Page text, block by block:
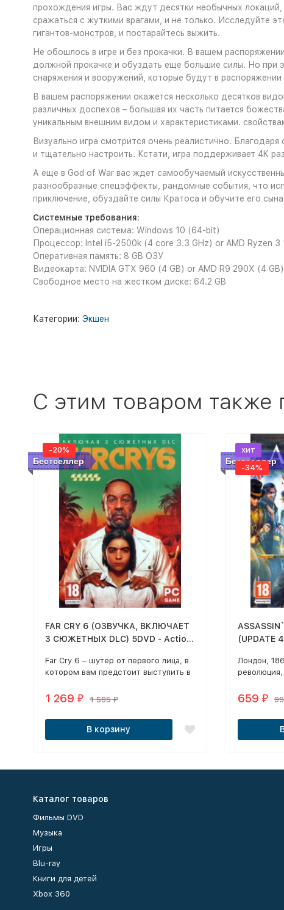
прохождения игры. Вас ждут десятки необычных
сражаться с жуткими врагами, и не только. Исследуйте
гигантов-монстров, и постарайтесь выжить.
Не обошлось в игре и без прокачки. В вашем
должной прокачке и обуздать еще большие силы. Но при
снаряжения и вооружений, которые будут в распоряжении
В вашем распоряжении окажется несколько десятков
различных доспехов – большая их часть питается
уникальным внешним видом и характеристиками.
Визуально игра смотрится очень реалистично.
и тщательно настроить. Кстати, игра поддерживает 4K
А еще в God of War вас ждет самообучаемый
разнообразные спецэффекты, рандомные события, что
приключение, обуздайте силы Кратоса и обучите его
Системные требования:
Операционная система: Windows 10 (64-bit)
Процессор: Intel i5-2500k (4 core 3.3 GHz) or AMD Ryzen 3
Оперативная память: 8 GB ОЗУ
Видеокарта: NVIDIA GTX 960 (4 GB) or AMD R9 290X (4 GB)
Свободное место на жестком диске: 64.2 GB
Категории: Экшен
C этим товаром также
Бестселлер
-20%
FAR CRY 6 (ОЗВУЧКА, ВКЛЮЧАЕТ
3 СЮЖЕТНЫХ DLC) 5DVD - Action
Far Cry 6 – шутер от первого лица, в
котором вам предстоит выступить в
безжалостному диктатору.
1 269 ₽ 1 595₽
В корзину
Бестселлер
хит
-34%
(UPDATE
ОЗВУЧКА)
Лондон,
659₽
Каталог товаров
Фильмы DVD
Музыка
Игры
Blu-ray
Книги для детей
Xbox 360